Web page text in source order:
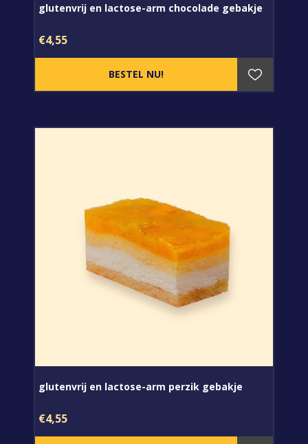
glutenvrij en lactose-arm chocolade gebakje
€4,55
glutenvrij en lactose-arm perzik gebakje
€4,55